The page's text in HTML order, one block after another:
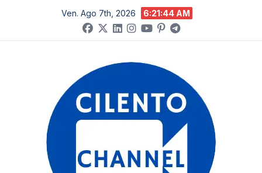
contenuto
Ven. Ago 7th, 2026 6:21:44 AM